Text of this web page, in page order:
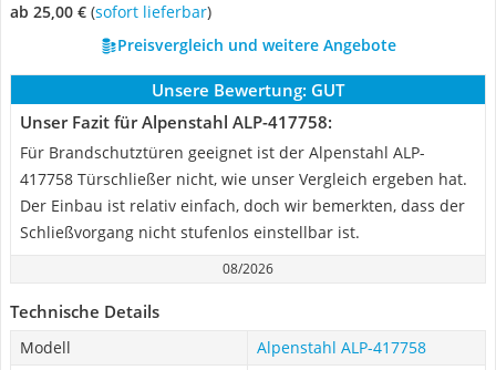
ab 25,00 € ( Sofort lieferbar)
Preisvergleich und weitere Angebote
Unsere Bewertung: GUT
Unser Fazit für Alpenstahl ALP-417758:
Für Brandschutztüren geeignet ist der Alpenstahl ALP-
417758 Türschließer nicht, wie unser Vergleich ergeben hat.
Der Einbau ist relativ einfach, doch wir bemerkten, dass der
Schließvorgang nicht stufenlos einstellbar ist.
08/2026
Technische Details
Modell
Alpenstahl ALP-417758